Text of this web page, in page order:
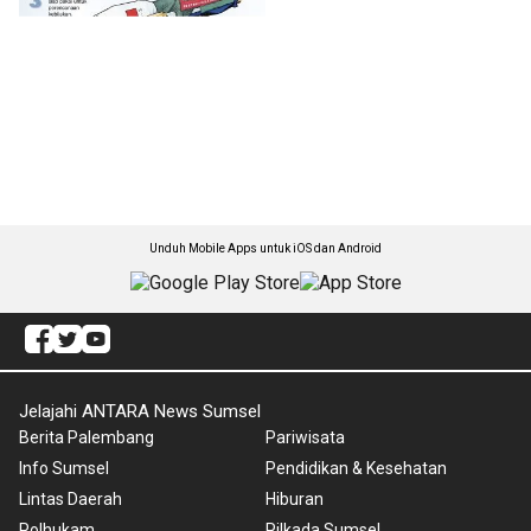
Unduh Mobile Apps untuk iOS dan Android
Jelajahi ANTARA News Sumsel
Berita Palembang
Info Sumsel
Lintas Daerah
Pariwisata
Pendidikan & Kesehatan
Hiburan